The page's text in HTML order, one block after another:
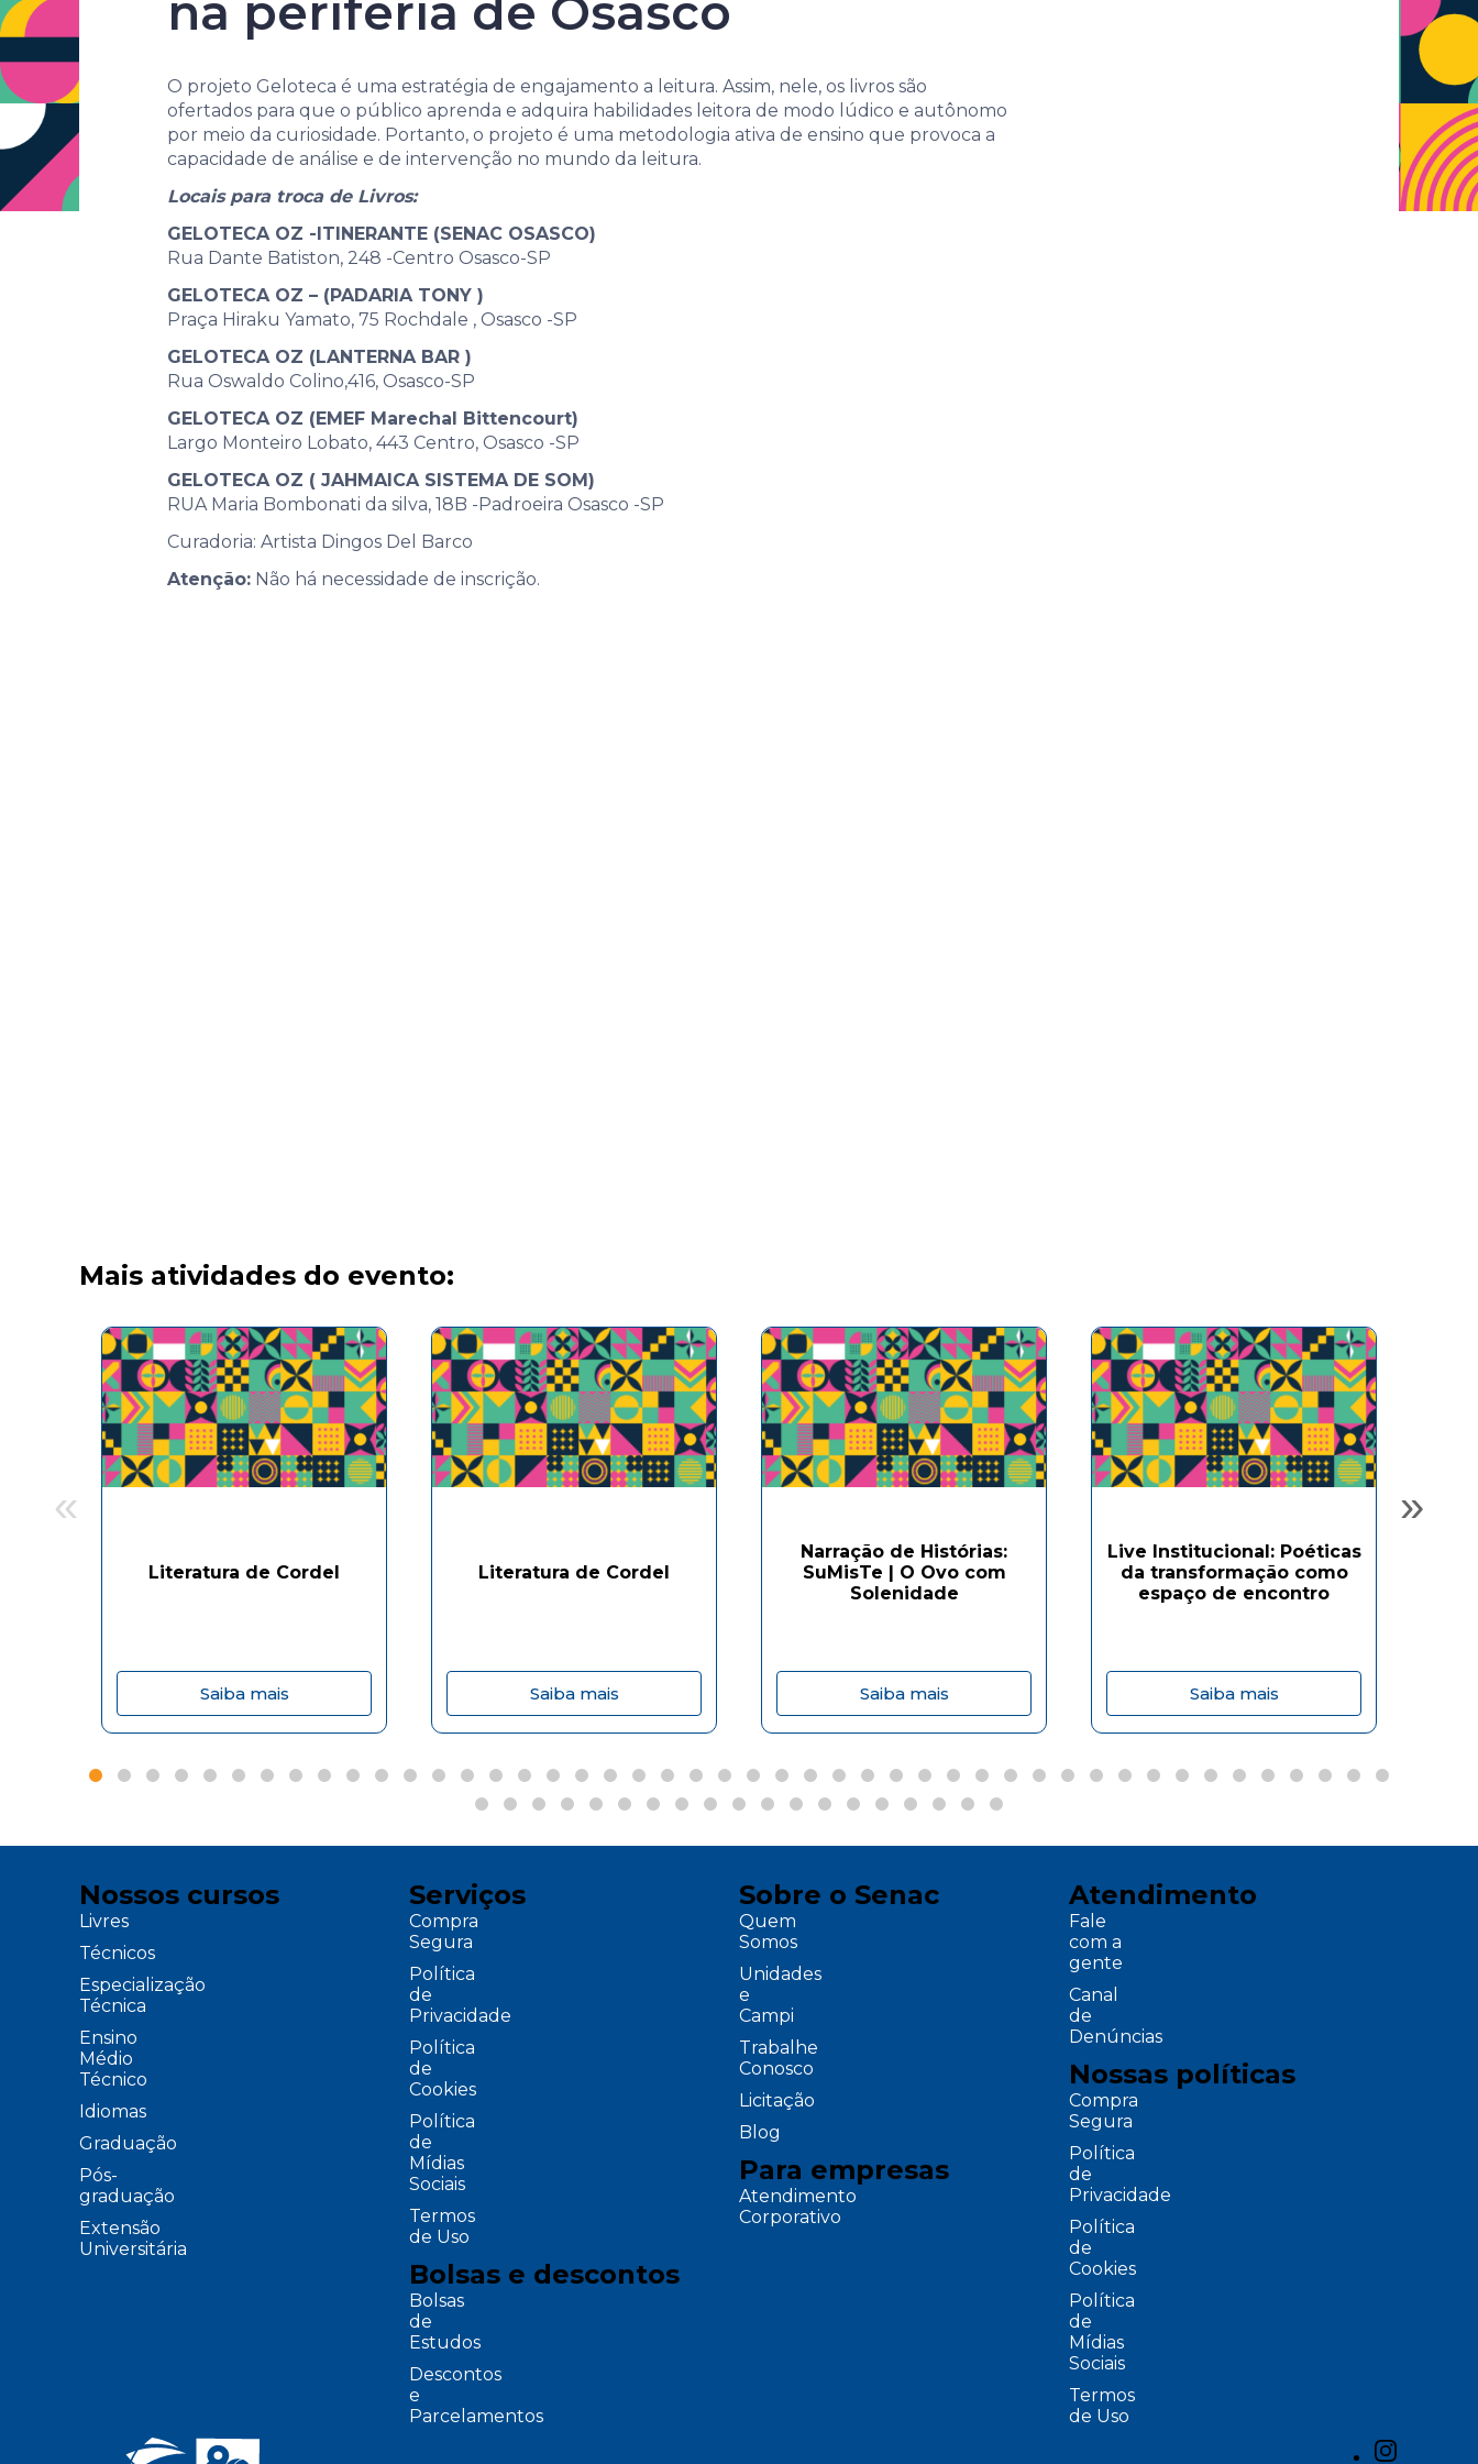
na periferia de Osasco
O projeto Geloteca é uma estratégia de engajamento a leitura. Assim, nele, os livros são
ofertados para que o público aprenda e adquira habilidades leitora de modo lúdico e autônomo
por meio da curiosidade. Portanto, o projeto é uma metodologia ativa de ensino que provoca a
capacidade de análise e de intervenção no mundo da leitura.
Locais para troca de Livros:
GELOTECA OZ -ITINERANTE (SENAC OSASCO)
Rua Dante Batiston, 248 -Centro Osasco-SP
GELOTECA OZ – (PADARIA TONY )
Praça Hiraku Yamato, 75 Rochdale , Osasco -SP
GELOTECA OZ (LANTERNA BAR )
Rua Oswaldo Colino,416, Osasco-SP
GELOTECA OZ (EMEF Marechal Bittencourt)
Largo Monteiro Lobato, 443 Centro, Osasco -SP
GELOTECA OZ ( JAHMAICA SISTEMA DE SOM)
RUA Maria Bombonati da silva, 18B -Padroeira Osasco -SP
Curadoria: Artista Dingos Del Barco
Atenção: Não há necessidade de inscrição.
Mais atividades do evento:
Literatura de Cordel
Saiba mais
Literatura de Cordel
Saiba mais
Narração de Histórias:
SuMisTe | O Ovo com
Solenidade
Saiba mais
Live Institucional: Poéticas
da transformação como
espaço de encontro
Saiba mais
« »
Nossos cursos
Livres
Técnicos
Especialização
Técnica
Ensino
Médio
Técnico
Idiomas
Graduação
Pós-
graduação
Extensão
Universitária
Serviços
Compra
Segura
Política
de
Privacidade
Política
de
Cookies
Política
de
Mídias
Sociais
Termos
de Uso
Bolsas e descontos
Bolsas
de
Estudos
Descontos
e
Parcelamentos
Sobre o Senac
Quem
Somos
Unidades
e
Campi
Trabalhe
Conosco
Licitação
Blog
Para empresas
Atendimento
Corporativo
Atendimento
Fale
com a
gente
Canal
de
Denúncias
Nossas políticas
Compra
Segura
Política
de
Privacidade
Política
de
Cookies
Política
de
Mídias
Sociais
Termos
de Uso